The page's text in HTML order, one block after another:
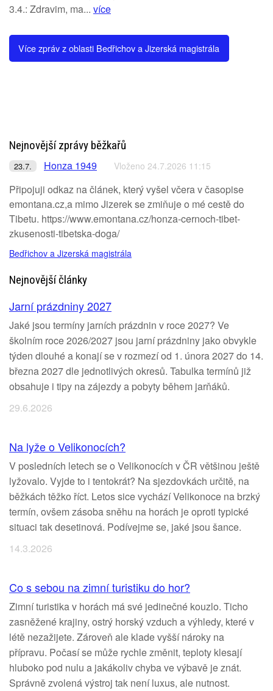
3.4.: Zdravim, ma... více
Více zpráv z oblasti Bedřichov a Jizerská magistrála
Nejnovější zprávy běžkařů
23.7. Honza 1949 Vloženo 24.7.2026 11:15
Připojuji odkaz na článek, který vyšel včera v časopise
emontana.cz,a mimo Jizerek se zmiňuje o mé cestě do
Tibetu. https://www.emontana.cz/honza-cernoch-tibet-
zkusenosti-tibetska-doga/
Bedřichov a Jizerská magistrála
Nejnovější články
Jarní prázdniny 2027
Jaké jsou termíny jarních prázdnin v roce 2027? Ve
školním roce 2026/2027 jsou jarní prázdniny jako obvykle
týden dlouhé a konají se v rozmezí od 1. února 2027 do 14.
března 2027 dle jednotlivých okresů. Tabulka termínů již
obsahuje i tipy na zájezdy a pobyty během jarňáků.
29.6.2026
Na lyže o Velikonocích?
V posledních letech se o Velikonocích v ČR většinou ještě
lyžovalo. Vyjde to i tentokrát? Na sjezdovkách určitě, na
běžkách těžko říct. Letos sice vychází Velikonoce na brzký
termín, ovšem zásoba sněhu na horách je oproti typické
situaci tak desetinová. Podívejme se, jaké jsou šance.
14.3.2026
Co s sebou na zimní turistiku do hor?
Zimní turistika v horách má své jedinečné kouzlo. Ticho
zasněžené krajiny, ostrý horský vzduch a výhledy, které v
létě nezažijete. Zároveň ale klade vyšší nároky na
přípravu. Počasí se může rychle změnit, teploty klesají
hluboko pod nulu a jakákoliv chyba ve výbavě je znát.
Správně zvolená výstroj tak není luxus, ale nutnost.